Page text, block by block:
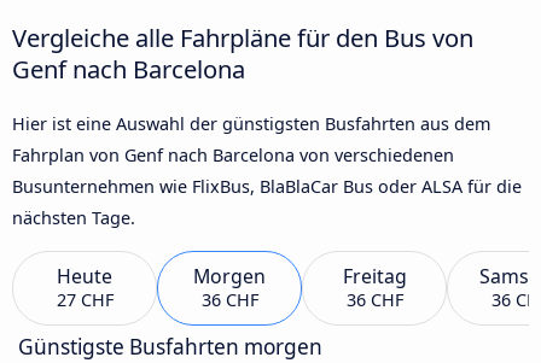
Vergleiche alle Fahrpläne für den Bus von
Genf nach Barcelona
Hier ist eine Auswahl der günstigsten Busfahrten aus dem
Fahrplan von Genf nach Barcelona von verschiedenen
Busunternehmen wie FlixBus, BlaBlaCar Bus oder ALSA für die
nächsten Tage.
Heute
27 CHF
Morgen
36 CHF
Freitag
36 CHF 36
Günstigste Busfahrten morgen